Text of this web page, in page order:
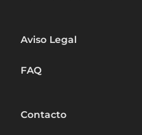
Aviso Legal
FAQ
Contacto